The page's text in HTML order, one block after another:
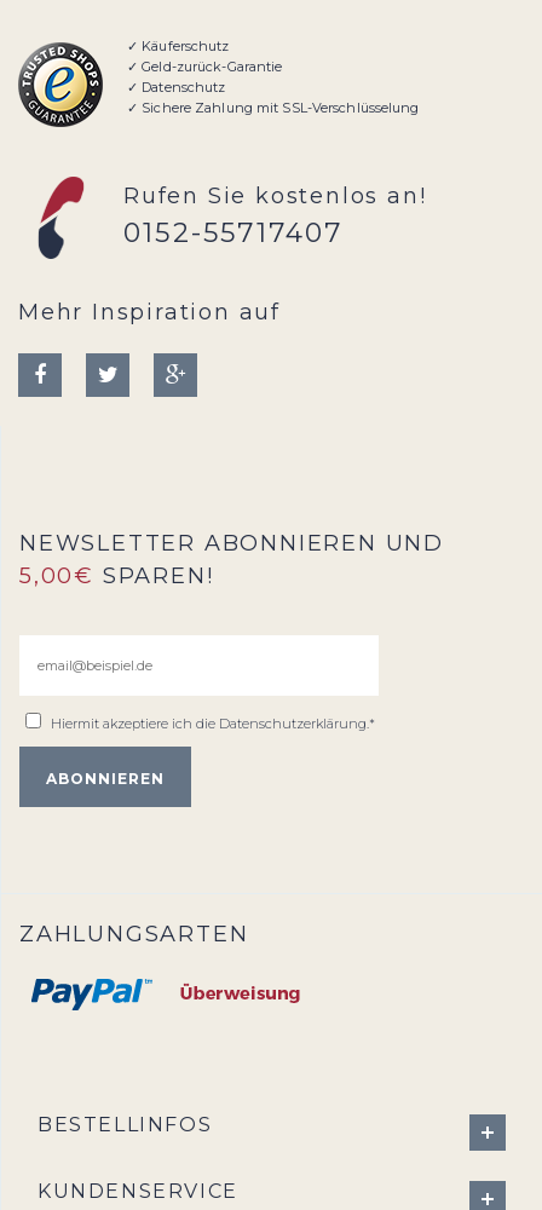
✓ Käuferschutz
✓ Geld-zurück-Garantie
✓ Datenschutz
✓ Sichere Zahlung mit SSL-Verschlüsselung
Rufen Sie kostenlos an!
0152-55717407
Mehr Inspiration auf
NEWSLETTER ABONNIEREN UND
5,00€ SPAREN!
Hiermit akzeptiere ich die Datenschutzerklärung.*
ZAHLUNGSARTEN
BESTELLINFOS
KUNDENSERVICE